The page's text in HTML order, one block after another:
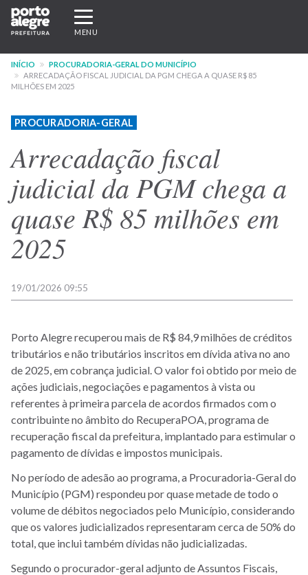
Pular
para
conteúdo
principal
Expandir/recolher
navegação
MENU
INÍCIO
PROCURADORIA-GERAL DO MUNICÍPIO
ARRECADAÇÃO FISCAL JUDICIAL DA PGM CHEGA A QUASE R$ 85
MILHÕES EM 2025
PROCURADORIA-GERAL
Arrecadação fiscal
judicial da PGM chega a
quase R$ 85 milhões em
2025
19/01/2026 09:55
Porto Alegre recuperou mais de R$ 84,9 milhões de créditos
tributários e não tributários inscritos em dívida ativa no ano
de 2025, em cobrança judicial. O valor foi obtido por meio de
ações judiciais, negociações e pagamentos à vista ou
referentes à primeira parcela de acordos firmados com o
contribuinte no âmbito do RecuperaPOA, programa de
recuperação fiscal da prefeitura, implantado para estimular o
pagamento de dívidas e impostos municipais.
No período de adesão ao programa, a Procuradoria-Geral do
Município (PGM) respondeu por quase metade de todo o
volume de débitos negociados pelo Município, considerando
que os valores judicializados representaram cerca de 50% do
total, que inclui também dívidas não judicializadas.
Segundo o procurador-geral adjunto de Assuntos Fiscais,